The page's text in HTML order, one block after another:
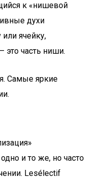
к «нишевой
духи
ячейку,
часть ниши.
Самые яркие
и то же, но часто
Lesélectif